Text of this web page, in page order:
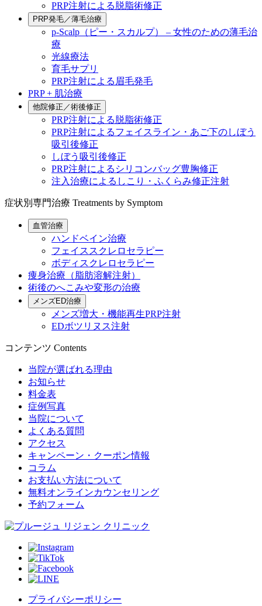
PRP注射による脱脂術修正
PRP発毛／薄毛治療
p-Scalp（ピー・スカルプ） – 女性のための薄毛治
療
光線療法
育毛サプリ
PRP注射による眉毛発毛
PRP + 肌治療
他院修正／術後修正
PRP注射による脱脂術修正
PRP注射によるフェイスライン・あご下のしぼう
吸引後修正
しぼう吸引後修正
PRP注射によるシリコンバッグ豊胸修正
注入治療によるしこり・ふくらみ修正注射
症状別専門治療 Treatments by Symptom
血管治療
ハンドベイン治療
フェイススクレロセラピー
ボディスクレロセラピー
痩身治療（脂肪溶解注射）
術後のへこみや変形の治療
メンズED治療
メンズ増大・機能再生PRP注射
EDボツリヌス注射
コンテンツ Contents
当院が選ばれる理由
お知らせ
料金表
症例写真
当院について
よくある質問
アクセス
キャンペーン・クーポン情報
コラム
お支払い方法について
無料オンラインカウンセリング
予約フォーム
プライバシーポリシー